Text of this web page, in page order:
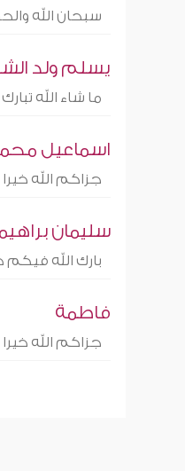
سبحان الله
يسلم ولد
ما شاء الله
اسماعيل
جزاكم الله خيرا
سليمان
بارك الله
فاطمة
جزاكم الله